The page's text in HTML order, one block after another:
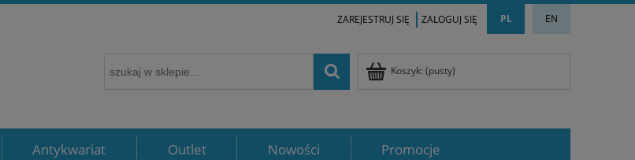
PL EN
ZAREJESTRUJ SIĘ ZALOGUJ SIĘ
Koszyk: (pusty)
Antykwariat Outlet Nowości Promocje